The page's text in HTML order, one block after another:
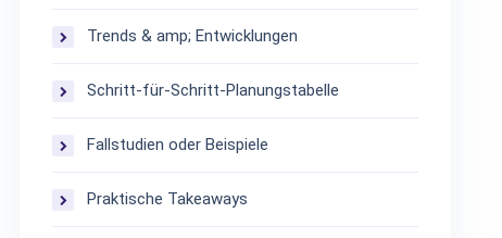
Trends & amp; Entwicklungen
Schritt-für-Schritt-Planungstabelle
Fallstudien oder Beispiele
Praktische Takeaways